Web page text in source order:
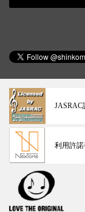
JASRAC
利用許諾